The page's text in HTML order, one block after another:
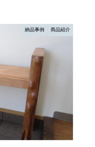
納品事例 商品紹介